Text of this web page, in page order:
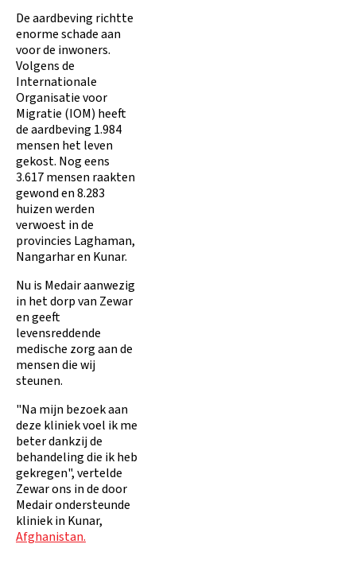
De aardbeving richtte
enorme schade aan
voor de inwoners.
Volgens de
Internationale
Organisatie voor
Migratie (IOM) heeft
de aardbeving 1.984
mensen het leven
gekost. Nog eens
3.617 mensen raakten
gewond en 8.283
huizen werden
verwoest in de
provincies Laghaman,
Nangarhar en Kunar.
Nu is Medair aanwezig
in het dorp van Zewar
en geeft
levensreddende
medische zorg aan de
mensen die wij
steunen.
"Na mijn bezoek aan
deze kliniek voel ik me
beter dankzij de
behandeling die ik heb
gekregen", vertelde
Zewar ons in de door
Medair ondersteunde
kliniek in Kunar,
Afghanistan.